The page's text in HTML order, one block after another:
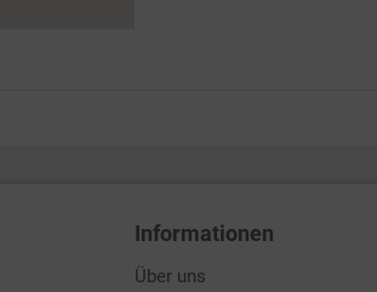
Informationen
Über uns